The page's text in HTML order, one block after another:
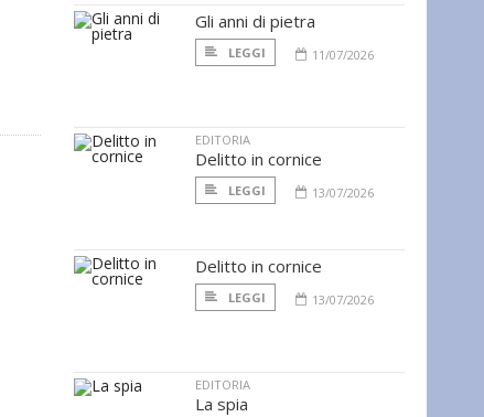
Gli anni di pietra
LEGGI 11/07/2026
EDITORIA
Delitto in cornice
LEGGI 13/07/2026
Delitto in cornice
LEGGI 13/07/2026
EDITORIA
La spia